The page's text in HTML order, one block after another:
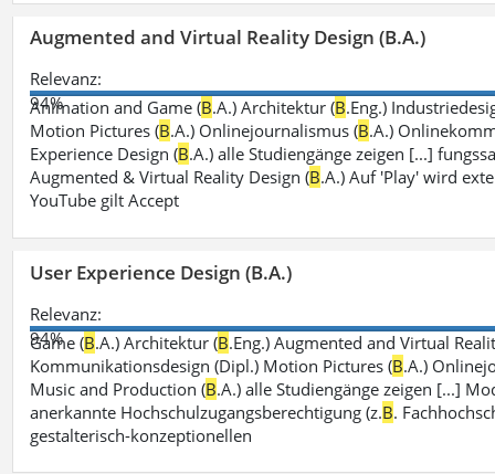
Augmented and Virtual Reality Design (B.A.)
Relevanz:
94%
Animation and Game (B.A.) Architektur (B.Eng.)
Motion Pictures (B.A.) Onlinejournalismus (B.A.)
Experience Design (B.A.) alle Studiengänge zeigen [...]
Augmented & Virtual Reality Design (B.A.) Auf 'Play' wird
YouTube gilt Accept
User Experience Design (B.A.)
Relevanz:
94%
Game (B.A.) Architektur (B.Eng.) Augmented and Virtual
Kommunikationsdesign (Dipl.) Motion Pictures (B.A.)
Music and Production (B.A.) alle Studiengänge zeigen [...]
anerkannte Hochschulzugangsberechtigung (z.B.
gestalterisch-konzeptionellen